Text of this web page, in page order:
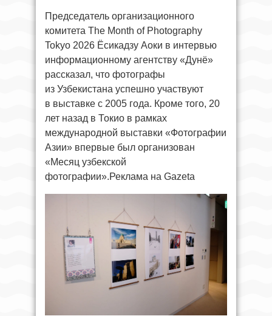
Председатель организационного
комитета The Month of Photography
Tokyo 2026 Ёсикадзу Аоки в интервью
информационному агентству «Дунё»
рассказал, что фотографы
из Узбекистана успешно участвуют
в выставке с 2005 года. Кроме того, 20
лет назад в Токио в рамках
международной выставки «Фотографии
Азии» впервые был организован
«Месяц узбекской
фотографии».Реклама на Gazeta